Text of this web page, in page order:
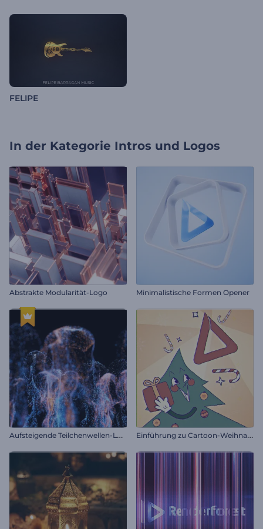
FELIPE
In der Kategorie Intros und Logos
Abstrakte Modularität-Logo Minimalistische Formen Opener
A
ufsteigende Teilchenwellen-Logo E
inführung zu Cartoon-Weihnachtsgeschenken